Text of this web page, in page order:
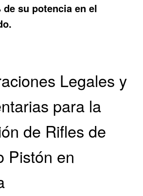
de su potencia en el
Legales y
para la
de Rifles de
Pistón en